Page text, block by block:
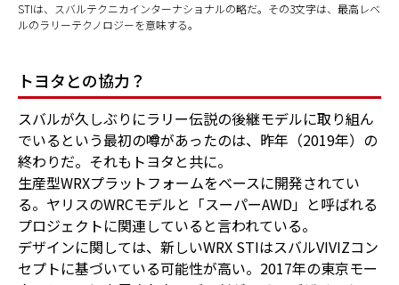
STIは、スバルテクニカインターナショナルの略だ。その3文字は、最高レベ
ルのラリーテクノロジーを意味する。
トヨタとの協力？
スバルが久しぶりにラリー伝説の後継モデルに取り組ん
でいるという最初の噂があったのは、昨年（2019年）の
終わりだ。それもトヨタと共に。
生産型WRXプラットフォームをベースに開発されてい
る。ヤリスのWRCモデルと「スーパーAWD」と呼ばれる
プロジェクトに関連していると言われている。
デザインに関しては、新しいWRX STIはスバルVIVIZコン
セプトに基づいている可能性が高い。2017年の東京モー